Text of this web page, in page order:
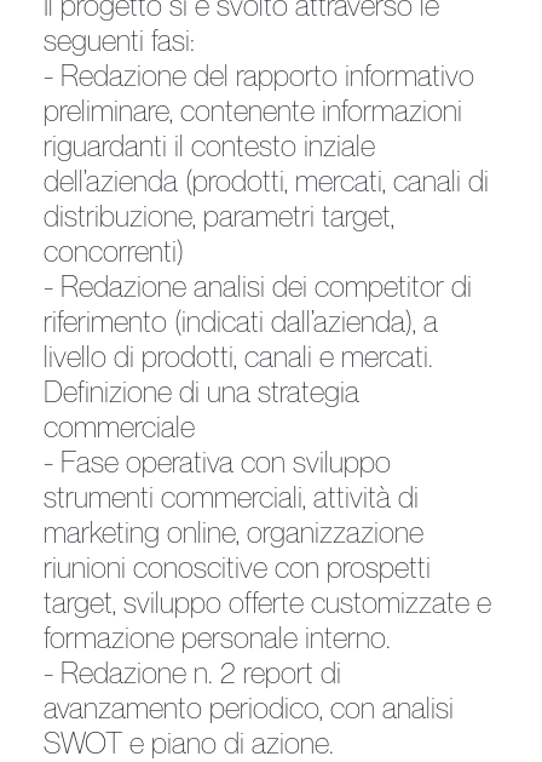
seguenti fasi:
- Redazione del rapporto informativo
preliminare, contenente informazioni
riguardanti il contesto inziale
dell’azienda (prodotti, mercati, canali di
distribuzione, parametri target,
concorrenti)
- Redazione analisi dei competitor di
riferimento (indicati dall’azienda), a
livello di prodotti, canali e mercati.
Definizione di una strategia
commerciale
- Fase operativa con sviluppo
strumenti commerciali, attività di
marketing online, organizzazione
riunioni conoscitive con prospetti
target, sviluppo offerte customizzate e
formazione personale interno.
- Redazione n. 2 report di
avanzamento periodico, con analisi
SWOT e piano di azione.